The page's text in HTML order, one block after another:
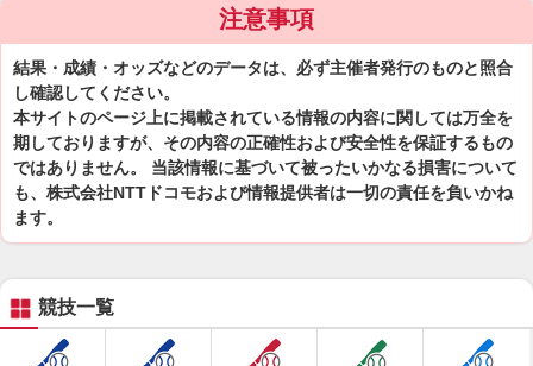
注意事項
結果・成績・オッズなどのデータは、必ず主催者発行のものと照合
し確認してください。
本サイトのページ上に掲載されている情報の内容に関しては万全を
期しておりますが、その内容の正確性および安全性を保証するもの
ではありません。 当該情報に基づいて被ったいかなる損害について
も、株式会社NTTドコモおよび情報提供者は一切の責任を負いかね
ます。
競技一覧